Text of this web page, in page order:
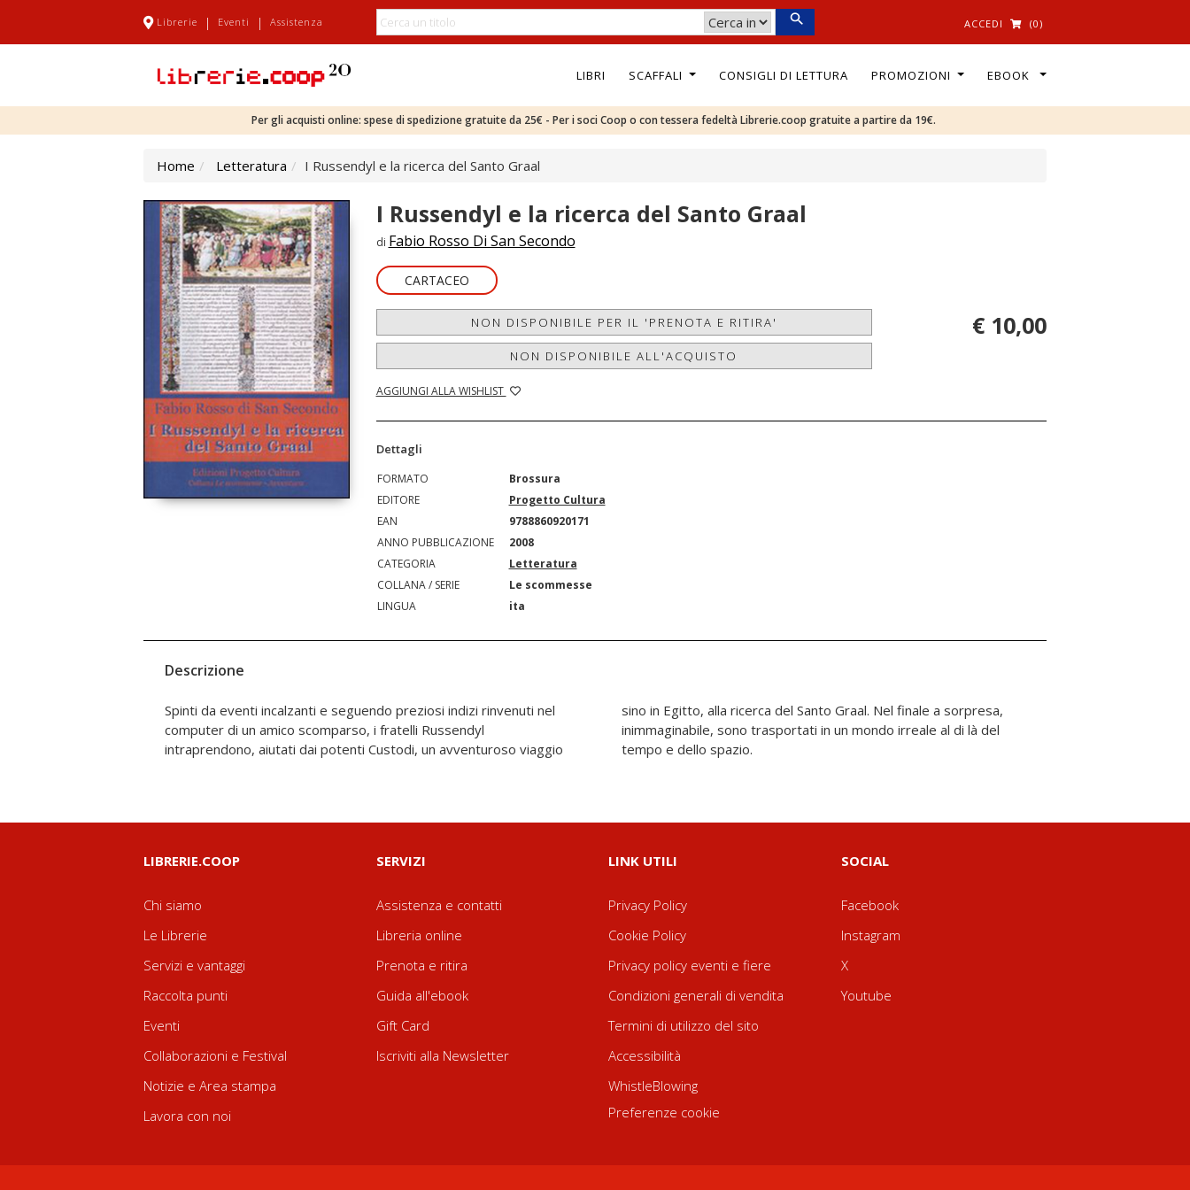
Librerie | Eventi | Assistenza ACCEDI (0)
LIBRI SCAFFALI CONSIGLI DI LETTURA PROMOZIONI EBOOK
Per gli acquisti online: spese di spedizione gratuite da 25€ - Per i soci Coop o con tessera fedeltà Librerie.coop gratuite a partire da 19€.
Home Letteratura I Russendyl e la ricerca del Santo Graal
I Russendyl e la ricerca del Santo Graal
di Fabio Rosso Di San Secondo
CARTACEO
NON DISPONIBILE PER IL 'PRENOTA E RITIRA'
NON DISPONIBILE ALL'ACQUISTO
AGGIUNGI ALLA WISHLIST
€ 10,00
Dettagli
FORMATO
Brossura
EDITORE
Progetto Cultura
EAN
9788860920171
ANNO PUBBLICAZIONE
2008
CATEGORIA
Letteratura
COLLANA / SERIE
Le scommesse
LINGUA
ita
Descrizione
Spinti da eventi incalzanti e seguendo preziosi indizi rinvenuti nel
computer di un amico scomparso, i fratelli Russendyl
intraprendono, aiutati dai potenti Custodi, un avventuroso viaggio
sino in Egitto, alla ricerca del Santo Graal. Nel finale a sorpresa,
inimmaginabile, sono trasportati in un mondo irreale al di là del
tempo e dello spazio.
LIBRERIE.COOP
Chi siamo
Le Librerie
Servizi e vantaggi
Raccolta punti
Eventi
Collaborazioni e Festival
Notizie e Area stampa
Lavora con noi
SERVIZI
Assistenza e contatti
Libreria online
Prenota e ritira
Guida all'ebook
Gift Card
Iscriviti alla Newsletter
LINK UTILI
Privacy Policy
Cookie Policy
Privacy policy eventi e fiere
Condizioni generali di vendita
Termini di utilizzo del sito
Accessibilità
WhistleBlowing
Preferenze cookie
SOCIAL
Facebook
Instagram
X
Youtube